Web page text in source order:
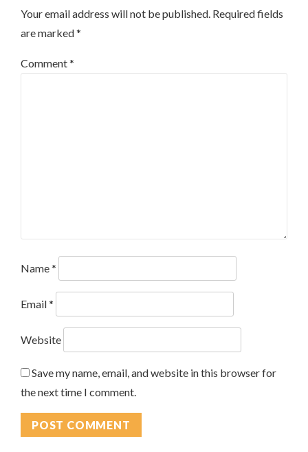
Your email address will not be published. Required fields
are marked*
Comment*
Name*
Email*
Website
Save my name, email, and website in this browser for
the next time I comment.